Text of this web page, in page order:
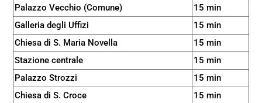
Palazzo Vecchio (Comune)
15 min
Galleria degli Uffizi
15 min
Chiesa di S. Maria Novella
15 min
Stazione centrale
15 min
Palazzo Strozzi
15 min
Chiesa di S. Croce
15 min